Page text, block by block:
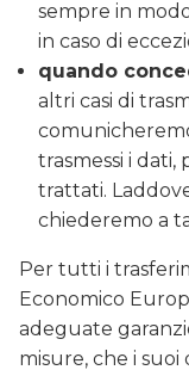
sempre in
in caso di
quando
altri casi di
trasmessi i
trattati.
chiederemo a
Per tutti i
Economico
adeguate
misure, che i